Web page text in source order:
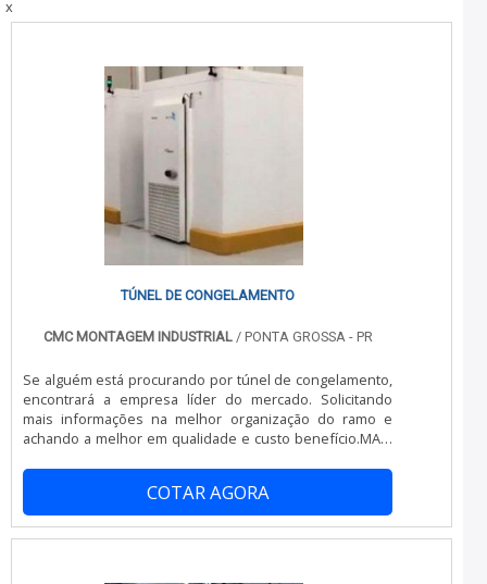
profissionais qualificados, comprova sua essência de
x
TÚNEL DE CONGELAMENTO
CMC MONTAGEM INDUSTRIAL/ PONTA GROSSA - PR
Se alguém está procurando por túnel de congelamento,
encontrará a empresa líder do mercado. Solicitando
mais informações na melhor organização do ramo e
achando a melhor em qualidade e custo benefício.MAIS
túnel de congelamento em uma companhia
comprometida com seus serviços, consegue encontrar o
site da CMC Montagem Industrial. A organização trabalha
com montagem de painel câmara fria e congelamento de
COTAR AGORA